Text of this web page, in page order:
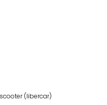
(libercar)